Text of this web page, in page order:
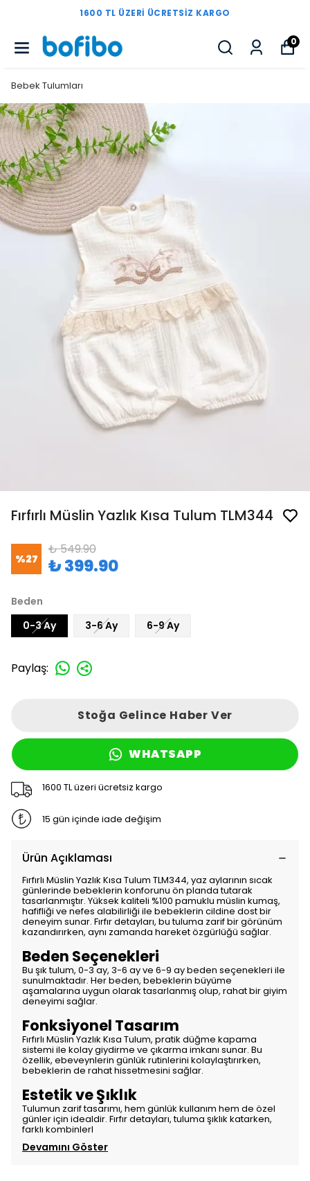
1600 TL ÜZERI ÜCRETSIZ KARGO
0
Bebek Tulumları
Fırfırlı Müslin Yazlık Kısa Tulum TLM344
%27
₺ 549.90
₺ 399.90
Beden
0-3 Ay
3-6 Ay 6-9 Ay
Paylaş:
Stoğa Gelince Haber Ver
WHATSAPP
1600 TL üzeri ücretsiz kargo
15 gün içinde iade değişim
Ürün Açıklaması
Fırfırlı Müslin Yazlık Kısa Tulum TLM344, yaz aylarının sıcak
günlerinde bebeklerin konforunu ön planda tutarak
tasarlanmıştır. Yüksek kaliteli %100 pamuklu müslin kumaş,
hafifliği ve nefes alabilirliği ile bebeklerin cildine dost bir
deneyim sunar. Fırfır detayları, bu tuluma zarif bir görünüm
kazandırırken, aynı zamanda hareket özgürlüğü sağlar.
Beden Seçenekleri
Bu şık tulum, 0-3 ay, 3-6 ay ve 6-9 ay beden seçenekleri ile
sunulmaktadır. Her beden, bebeklerin büyüme
aşamalarına uygun olarak tasarlanmış olup, rahat bir giyim
deneyimi sağlar.
Fonksiyonel Tasarım
Fırfırlı Müslin Yazlık Kısa Tulum, pratik düğme kapama
sistemi ile kolay giydirme ve çıkarma imkanı sunar. Bu
özellik, ebeveynlerin günlük rutinlerini kolaylaştırırken,
bebeklerin de rahat hissetmesini sağlar.
Estetik ve Şıklık
Tulumun zarif tasarımı, hem günlük kullanım hem de özel
günler için idealdir. Fırfır detayları, tuluma şıklık katarken,
farklı kombinlerl
Devamını Göster